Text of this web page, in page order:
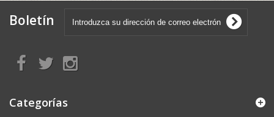
Boletín
Categorías